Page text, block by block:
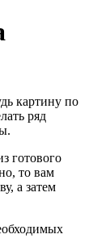
картину по
ряд
готового
то вам
а затем